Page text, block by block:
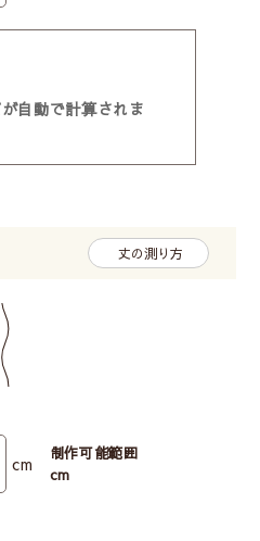
自動で計算されま
丈の測り方
cm
制作可能範囲
cm